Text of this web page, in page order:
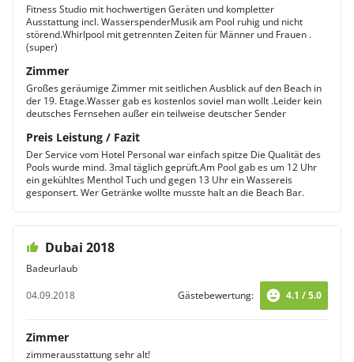
Fitness Studio mit hochwertigen Geräten und kompletter
Ausstattung incl. WasserspenderMusik am Pool ruhig und nicht
störend.Whirlpool mit getrennten Zeiten für Männer und Frauen .
(super)
Zimmer
Großes geräumige Zimmer mit seitlichen Ausblick auf den Beach in
der 19. Etage.Wasser gab es kostenlos soviel man wollt .Leider kein
deutsches Fernsehen außer ein teilweise deutscher Sender
Preis Leistung / Fazit
Der Service vom Hotel Personal war einfach spitze Die Qualität des
Pools wurde mind. 3mal täglich geprüft.Am Pool gab es um 12 Uhr
ein gekühltes Menthol Tuch und gegen 13 Uhr ein Wassereis
gesponsert. Wer Getränke wollte musste halt an die Beach Bar.
Dubai 2018
Badeurlaub
04.09.2018
Gästebewertung: 4.1 / 5.0
Zimmer
zimmerausstattung sehr alt!